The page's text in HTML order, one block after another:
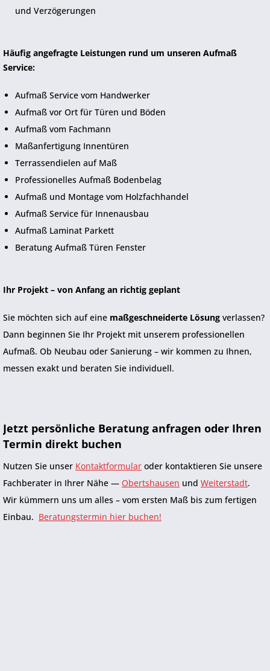
und Verzögerungen
Häufig angefragte Leistungen rund um unseren Aufmaß
Service:
Aufmaß Service vom Handwerker
Aufmaß vor Ort für Türen und Böden
Aufmaß vom Fachmann
Maßanfertigung Innentüren
Terrassendielen auf Maß
Professionelles Aufmaß Bodenbelag
Aufmaß und Montage vom Holzfachhandel
Aufmaß Service für Innenausbau
Aufmaß Laminat Parkett
Beratung Aufmaß Türen Fenster
Ihr Projekt – von Anfang an richtig geplant
Sie möchten sich auf eine maßgeschneiderte Lösung verlassen?
Dann beginnen Sie Ihr Projekt mit unserem professionellen
Aufmaß. Ob Neubau oder Sanierung – wir kommen zu Ihnen,
messen exakt und beraten Sie individuell.
Jetzt persönliche Beratung anfragen oder Ihren
Termin direkt buchen
Nutzen Sie unser Kontaktformular oder kontaktieren Sie unsere
Fachberater in Ihrer Nähe — Obertshausen und Weiterstadt.
Wir kümmern uns um alles – vom ersten Maß bis zum fertigen
Einbau. Beratungstermin hier buchen!